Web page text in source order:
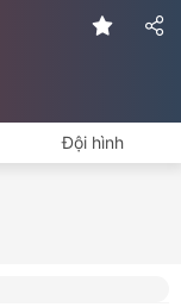
Đội hình